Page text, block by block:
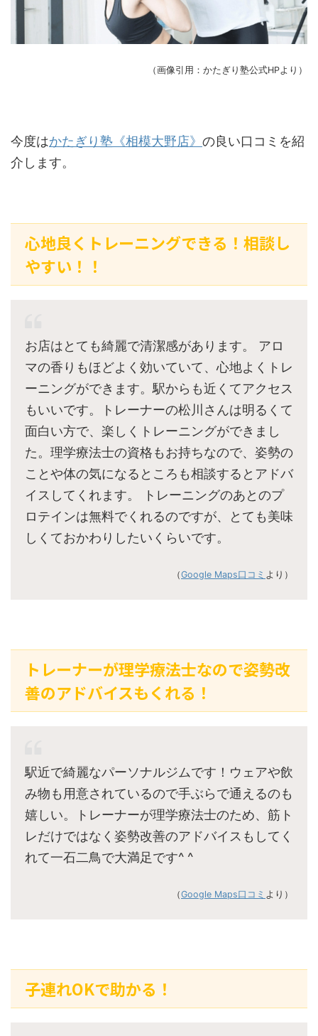
（画像引用：かたぎり塾公式HPより）
今度はかたぎり塾《相模大野店》 の良い口コミを紹
介します。
心地良くトレーニングできる！相談し
やすい！！
お店はとても綺麗で清潔感があります。 アロ
マの香りもほどよく効いていて、心地よくトレ
ーニングができます。駅からも近くてアクセス
もいいです。トレーナーの松川さんは明るくて
面白い方で、楽しくトレーニングができまし
た。理学療法士の資格もお持ちなので、姿勢の
ことや体の気になるところも相談するとアドバ
イスしてくれます。 トレーニングのあとのプ
ロテインは無料でくれるのですが、とても美味
しくておかわりしたいくらいです。
（Google Maps口コミ より）
トレーナーが理学療法士なので姿勢改
善のアドバイスもくれる！
駅近で綺麗なパーソナルジムです！ウェアや飲
み物も用意されているので手ぶらで通えるのも
嬉しい。トレーナーが理学療法士のため、筋ト
レだけではなく姿勢改善のアドバイスもしてく
れて一石二鳥で大満足です^ ^
（Google Maps口コミ より）
子連れOKで助かる！